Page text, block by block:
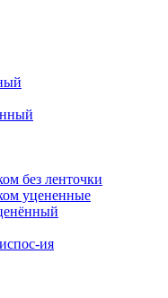
без ленточки
уцененные
ия